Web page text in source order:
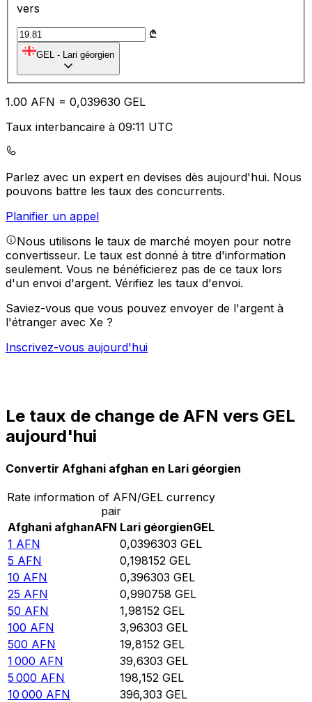
vers
₾
GEL - Lari géorgien
1.00 AFN = 0,039630 GEL
Taux interbancaire à 09:11 UTC
Parlez avec un expert en devises dès aujourd'hui. Nous
pouvons battre les taux des concurrents.
Planifier un appel
Nous utilisons le taux de marché moyen pour notre
convertisseur. Le taux est donné à titre d'information
seulement. Vous ne bénéficierez pas de ce taux lors
d'un envoi d'argent. Vérifiez les taux d'envoi.
Saviez-vous que vous pouvez envoyer de l'argent à
l'étranger avec Xe ?
Inscrivez-vous aujourd'hui
Le taux de change de AFN vers GEL
aujourd'hui
Convertir Afghani afghan en Lari géorgien
Rate information of AFN/GEL currency
pair
Afghani afghanAFN Lari géorgienGEL
1 AFN 0,0396303 GEL
5 AFN 0,198152 GEL
10 AFN 0,396303 GEL
25 AFN 0,990758 GEL
50 AFN 1,98152 GEL
100 AFN 3,96303 GEL
500 AFN 19,8152 GEL
1 000 AFN 39,6303 GEL
5 000 AFN 198,152 GEL
10 000 AFN 396,303 GEL